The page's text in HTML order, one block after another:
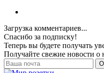
Загрузка комментариев...
Спасибо за подписку!
Теперь вы будете получать
Получайте свежие новости о